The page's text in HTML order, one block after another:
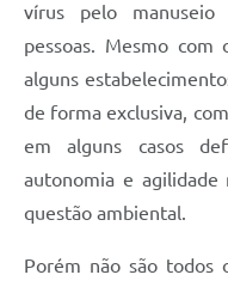
vírus pelo
pessoas. Mesmo
alguns
de forma exclusiva,
em alguns casos
autonomia e agilidade
questão ambiental.
Porém não são todos